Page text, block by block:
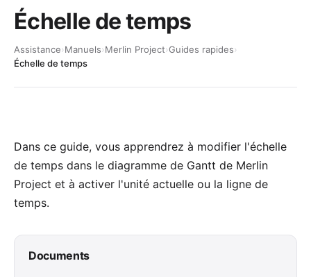
Échelle de temps
Assistance›Manuels›Merlin Project›Guides rapides›
Échelle de temps
Dans ce guide, vous apprendrez à modifier l'échelle
de temps dans le diagramme de Gantt de Merlin
Project et à activer l'unité actuelle ou la ligne de
temps.
Documents